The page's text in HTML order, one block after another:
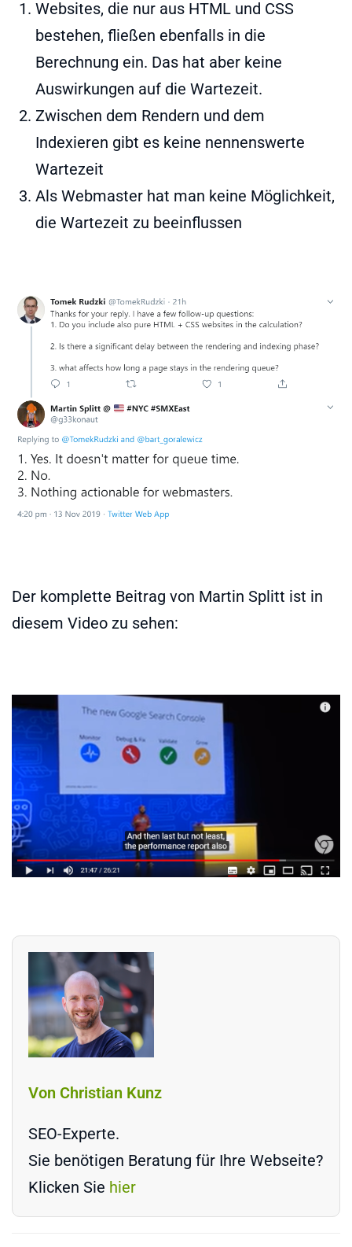
Websites, die nur aus HTML und CSS
bestehen, fließen ebenfalls in die
Berechnung ein. Das hat aber keine
Auswirkungen auf die Wartezeit.
Zwischen dem Rendern und dem
Indexieren gibt es keine nennenswerte
Wartezeit
Als Webmaster hat man keine Möglichkeit,
die Wartezeit zu beeinflussen
Der komplette Beitrag von Martin Splitt ist in
diesem Video zu sehen:
Von Christian Kunz
SEO-Experte.
Sie benötigen Beratung für Ihre Webseite?
Klicken Sie hier